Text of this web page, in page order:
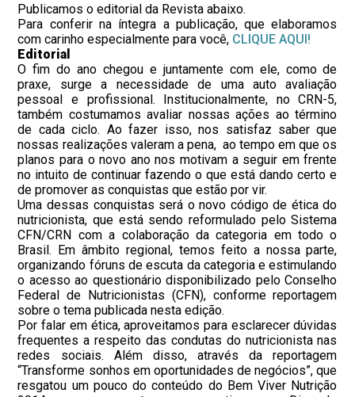
Publicamos o editorial da Revista abaixo.
Para conferir na íntegra a publicação, que elaboramos
com carinho especialmente para você, CLIQUE AQUI!
Editorial
O fim do ano chegou e juntamente com ele, como de
praxe, surge a necessidade de uma auto avaliação
pessoal e profissional. Institucionalmente, no CRN-5,
também costumamos avaliar nossas ações ao término
de cada ciclo. Ao fazer isso, nos satisfaz saber que
nossas realizações valeram a pena, ao tempo em que os
planos para o novo ano nos motivam a seguir em frente
no intuito de continuar fazendo o que está dando certo e
de promover as conquistas que estão por vir.
Uma dessas conquistas será o novo código de ética do
nutricionista, que está sendo reformulado pelo Sistema
CFN/CRN com a colaboração da categoria em todo o
Brasil. Em âmbito regional, temos feito a nossa parte,
organizando fóruns de escuta da categoria e estimulando
o acesso ao questionário disponibilizado pelo Conselho
Federal de Nutricionistas (CFN), conforme reportagem
sobre o tema publicada nesta edição.
Por falar em ética, aproveitamos para esclarecer dúvidas
frequentes a respeito das condutas do nutricionista nas
redes sociais. Além disso, através da reportagem
“Transforme sonhos em oportunidades de negócios”, que
resgatou um pouco do conteúdo do Bem Viver Nutrição